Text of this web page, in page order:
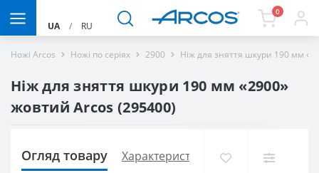
UA / RU
0
Ножі Arcos Ножі по серіях 2900 Ніж для зняття шкури 190 мм
Ніж для зняття шкури 190 мм «2900»
жовтий Arcos (295400)
Огляд товару Характеристики Доставка і